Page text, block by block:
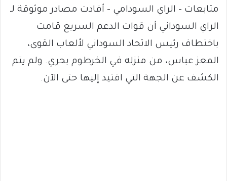
متابعات – الراي السودامي – أفادت مصادر موثوقة لـ
الراي السوداني أن قوات الدعم السريع قامت
باختطاف رئيس الاتحاد السوداني لألعاب القوى،
المعز عباس، من منزله في الخرطوم بحري. ولم يتم
الكشف عن الجهة التي اقتيد إليها حتى الآن.